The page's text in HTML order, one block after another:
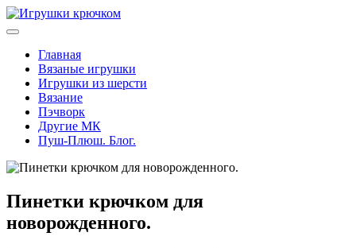
Главная
Вязаные игрушки
Игрушки из шерсти
Вязание
Пэчворк
Другие МК
Пуш-Плюш. Блог.
Пинетки крючком для
новорожденного.